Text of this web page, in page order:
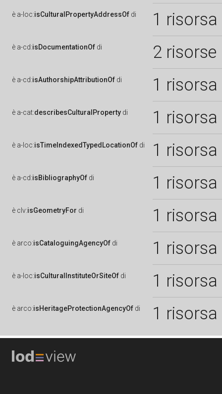
è a-loc:isCulturalPropertyAddressOf di 1 risorsa
è a-cd:isDocumentationOf di 2 risorse
è a-cd:isAuthorshipAttributionOf di 1 risorsa
è a-cat:describesCulturalProperty di 1 risorsa
è a-loc:isTimeIndexedTypedLocationOf di 1 risorsa
è a-cd:isBibliographyOf di 1 risorsa
è clv:isGeometryFor di 1 risorsa
è arco:isCataloguingAgencyOf di 1 risorsa
è a-loc:isCulturalInstituteOrSiteOf di 1 risorsa
è arco:isHeritageProtectionAgencyOf di 1 risorsa